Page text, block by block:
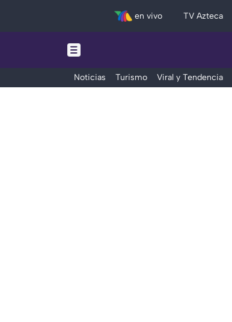
en vivo TV Azteca
Noticias Turismo Viral y Tendencia